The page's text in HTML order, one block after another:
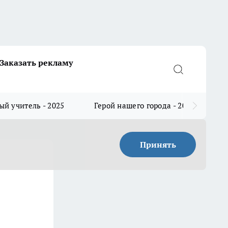
Заказать рекламу
учитель - 2025 Герой нашего города - 2025
Принять